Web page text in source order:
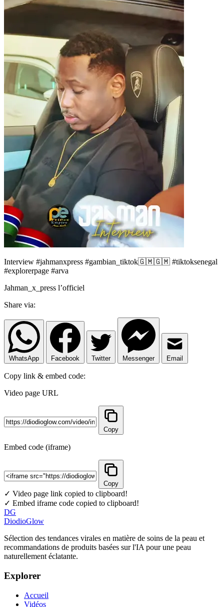
Interview #jahmanxpress #gambian_tiktok🇬🇲🇬🇲 #tiktoksenegal
#explorerpage #arva
Jahman_x_press l’officiel
Share via:
WhatsApp Facebook Twitter Messenger Email
Copy link & embed code:
Video page URL
Copy
Embed code (iframe)
Copy
✓ Video page link copied to clipboard!
✓ Embed iframe code copied to clipboard!
DG
DiodioGlow
Sélection des tendances virales en matière de soins de la peau et
recommandations de produits basées sur l'IA pour une peau
naturellement éclatante.
Explorer
Accueil
Vidéos